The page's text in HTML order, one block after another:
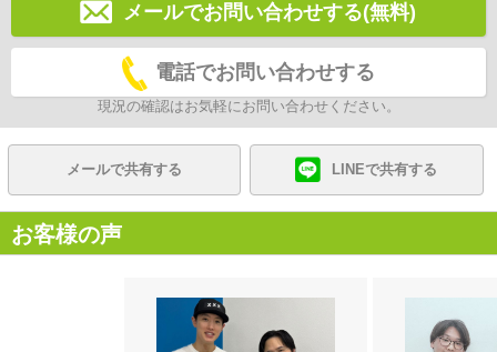
メールでお問い合わせする(無料)
電話でお問い合わせする
現況の確認はお気軽にお問い合わせください。
メールで共有する LINEで共有する
お客様の声